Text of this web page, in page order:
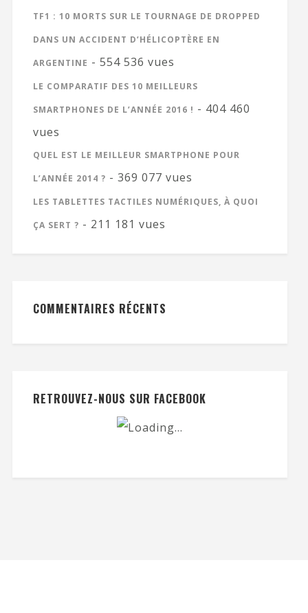
TF1 : 10 MORTS SUR LE TOURNAGE DE DROPPED
DANS UN ACCIDENT D’HÉLICOPTÈRE EN
ARGENTINE - 554 536 vues
LE COMPARATIF DES 10 MEILLEURS
SMARTPHONES DE L’ANNÉE 2016 ! - 404 460
vues
QUEL EST LE MEILLEUR SMARTPHONE POUR
L’ANNÉE 2014 ? - 369 077 vues
LES TABLETTES TACTILES NUMÉRIQUES, À QUOI
ÇA SERT ? - 211 181 vues
COMMENTAIRES RÉCENTS
RETROUVEZ-NOUS SUR FACEBOOK